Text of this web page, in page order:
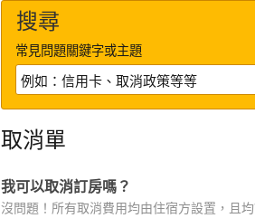
搜尋
常見問題關鍵字或主題
取消單
我可以取消訂房嗎？
沒問題！所有取消費用均由住宿方設置，且